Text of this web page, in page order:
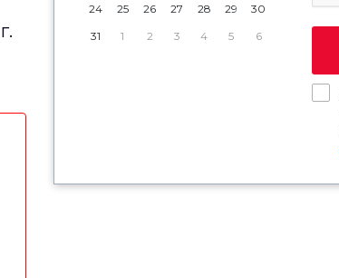
24
25 26 27 28 29
30
31
1 2 3 4 5 6